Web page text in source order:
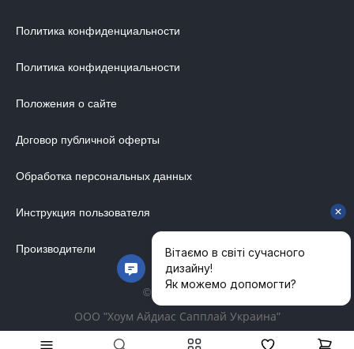
СТУЛЬЯ
МЕБЕЛЬ В ДЕТСКУЮ
ОБОИ ДЛЯ СТЕН
СТЕНОВЫЕ ПАНЕЛИ
МАТРАС
МЕБЕЛЬ ДЛЯ ОФИСА
УЛИЧНАЯ МЕБЕЛЬ
АКУСТИЧЕСКИЕ ПЕРЕГОРОДКИ
Политика конфиденциальности
Политика конфиденциальности
Положения о сайте
Договор публичной оферты
Обработка персональных данных
Инструкция пользователя
Производители
© 2014-2026
ООО "Хоум Айдиас Сапплай Украина"